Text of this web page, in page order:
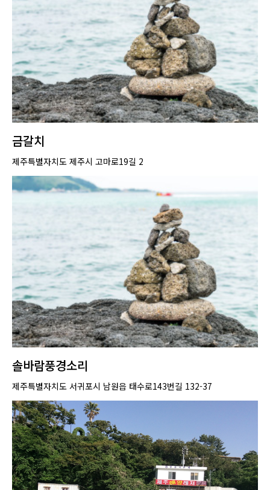
금갈치
제주특별자치도 제주시 고마로19길 2
솔바람풍경소리
제주특별자치도 서귀포시 남원읍 태수로143번길 132-37